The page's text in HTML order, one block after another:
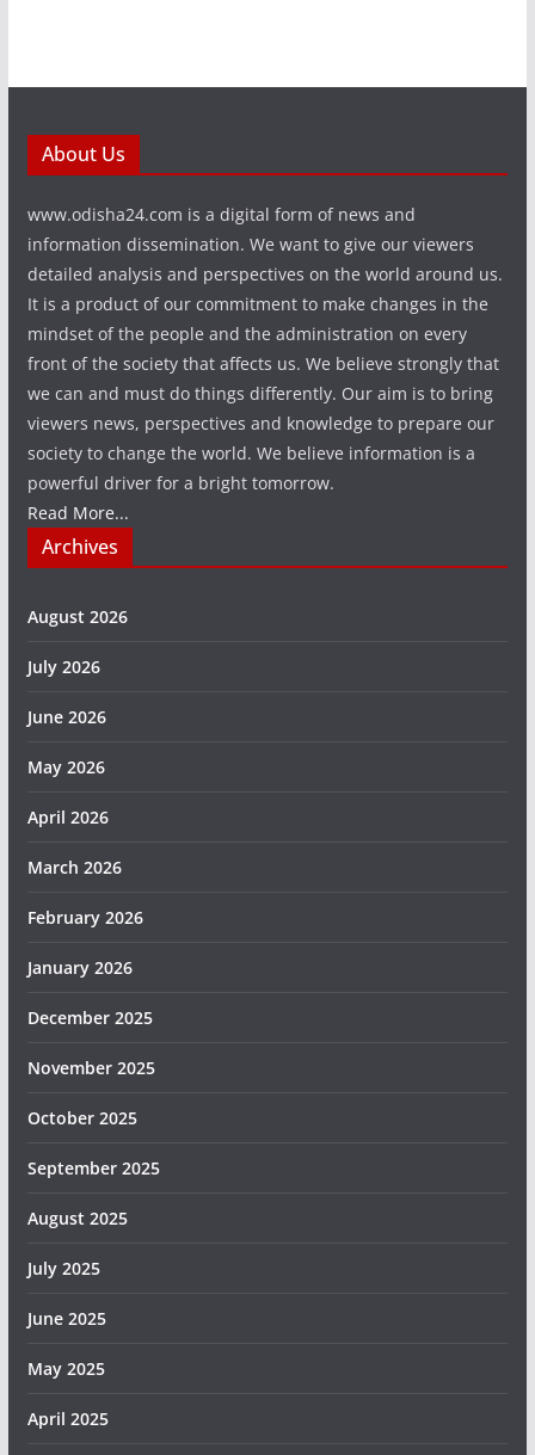
About Us
www.odisha24.com is a digital form of news and
information dissemination. We want to give our viewers
detailed analysis and perspectives on the world around us.
It is a product of our commitment to make changes in the
mindset of the people and the administration on every
front of the society that affects us. We believe strongly that
we can and must do things differently. Our aim is to bring
viewers news, perspectives and knowledge to prepare our
society to change the world. We believe information is a
powerful driver for a bright tomorrow.
Read More...
Archives
August 2026
July 2026
June 2026
May 2026
April 2026
March 2026
February 2026
January 2026
December 2025
November 2025
October 2025
September 2025
August 2025
July 2025
June 2025
May 2025
April 2025